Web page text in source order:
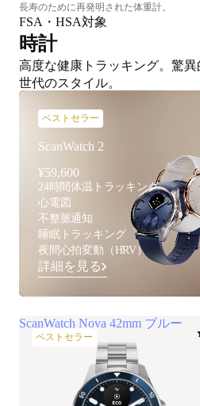
長寿のために再発明された体重計。
FSA・HSA対象
時計
高度な健康トラッキング。驚
世代のスタイル。
ベストセラー
ScanWatch 2
¥59,600
24時間体温トラッキング
心電図
不整脈通知
睡眠トラッキング
夜間心拍変動（HRV）
詳細を見る
ScanWatch Nova 42mm ブルー
ベストセラー